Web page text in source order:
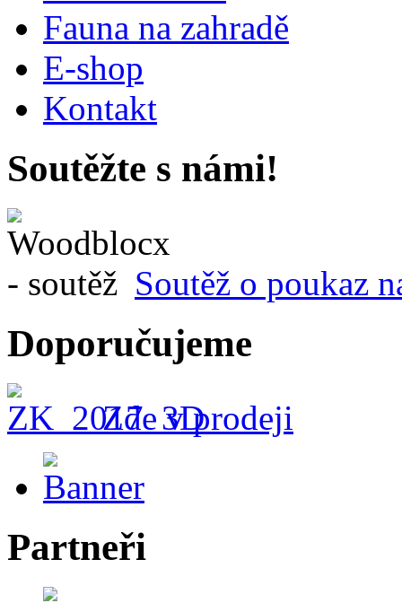
Fauna na zahradě
E-shop
Kontakt
Soutěžte s námi!
Soutěž o poukaz
Doporučujeme
Zde v prodeji
Partneři